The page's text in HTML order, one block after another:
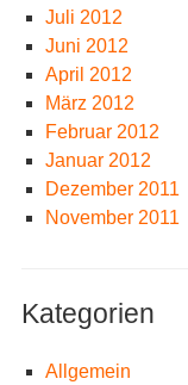
Juli 2012
Juni 2012
April 2012
März 2012
Februar 2012
Januar 2012
Dezember 2011
November 2011
Kategorien
Allgemein